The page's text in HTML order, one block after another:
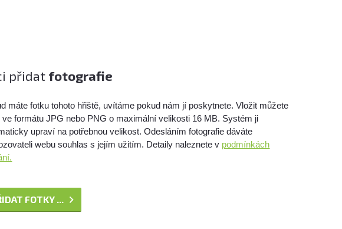
přidat fotografie
máte fotku tohoto hřiště, uvítáme pokud nám jí poskytnete. Vložit můžete
ve formátu JPG nebo PNG o maximální velikosti 16 MB. Systém ji
upraví na potřebnou velikost. Odesláním fotografie dáváte
webu souhlas s jejím užitím. Detaily naleznete v podmínkách
FOTKY ...